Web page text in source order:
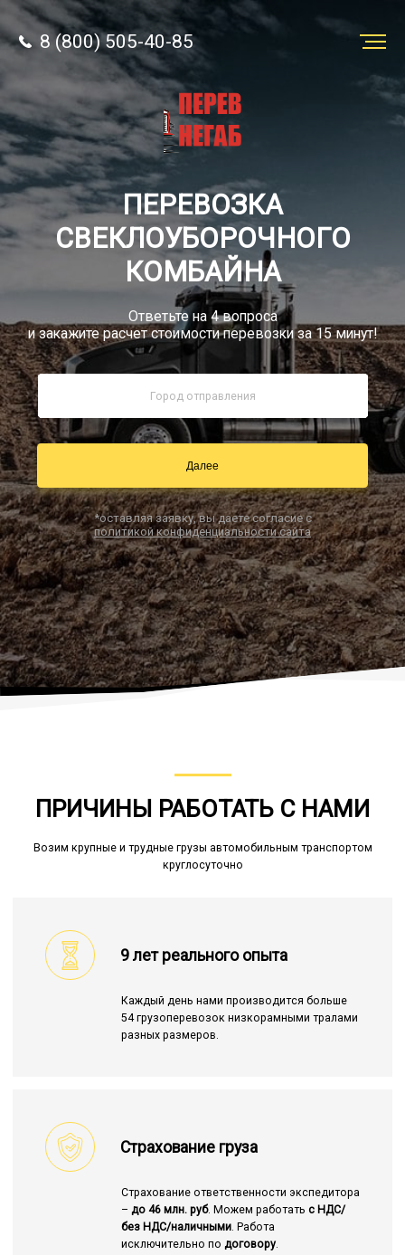
8 (800) 505-40-85
Звонок по РФ бесплатный
sale@simtruck-negabarit.ru
Заказать звонок
Заказать
8 (800) 505-40-85
ПЕРЕВОЗКА
СВЕКЛОУБОРОЧНОГО
КОМБАЙНА
Ответьте на 4 вопроса
и закажите расчет стоимости перевозки за 15 минут!
Далее
*оставляя заявку, вы даете согласие с
политикой конфиденциальности сайта
ПРИЧИНЫ РАБОТАТЬ С НАМИ
Возим крупные и трудные грузы автомобильным транспортом
круглосуточно
9 лет реального опыта
Каждый день нами производится больше
54 грузоперевозок низкорамными тралами
разных размеров.
Страхование груза
Страхование ответственности экспедитора
– до 46 млн. руб. Можем работать с НДС/
без НДС/наличными. Работа
исключительно по договору.